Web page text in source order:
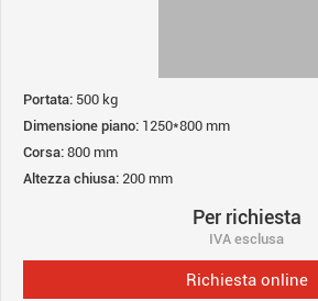
Portata: 500 kg
Dimensione piano: 1250*800 mm
Corsa:800 mm
Altezza chiusa: 200 mm
Per richiesta
IVA esclusa
Richiesta online